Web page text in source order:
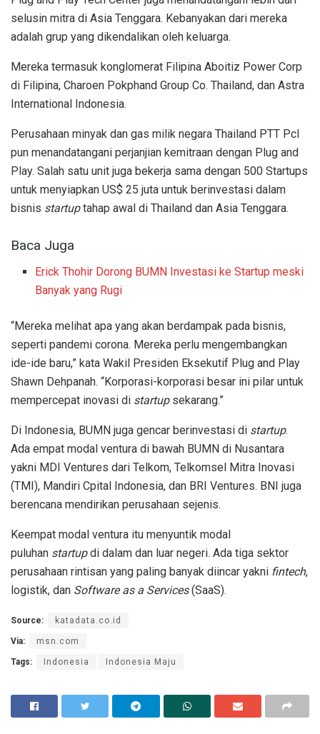
selusin mitra di Asia Tenggara. Kebanyakan dari mereka
adalah grup yang dikendalikan oleh keluarga.
Mereka termasuk konglomerat Filipina Aboitiz Power Corp
di Filipina, Charoen Pokphand Group Co. Thailand, dan Astra
International Indonesia.
Perusahaan minyak dan gas milik negara Thailand PTT Pcl
pun menandatangani perjanjian kemitraan dengan Plug and
Play. Salah satu unit juga bekerja sama dengan 500 Startups
untuk menyiapkan US$ 25 juta untuk berinvestasi dalam
bisnis startuptahap awal di Thailand dan Asia Tenggara.
Baca Juga
Erick Thohir Dorong BUMN Investasi ke Startup meski
Banyak yang Rugi
“Mereka melihat apa yang akan berdampak pada bisnis,
seperti pandemi corona. Mereka perlu mengembangkan
ide-ide baru,” kata Wakil Presiden Eksekutif Plug and Play
Shawn Dehpanah. “Korporasi-korporasi besar ini pilar untuk
mempercepat inovasi di startupsekarang.”
Di Indonesia, BUMN juga gencar berinvestasi di startup.
Ada empat modal ventura di bawah BUMN di Nusantara
yakni MDI Ventures dari Telkom, Telkomsel Mitra Inovasi
(TMI), Mandiri Cpital Indonesia, dan BRI Ventures. BNI juga
berencana mendirikan perusahaan sejenis.
Keempat modal ventura itu menyuntik modal
puluhan startupdi dalam dan luar negeri. Ada tiga sektor
perusahaan rintisan yang paling banyak diincar yakni fintech,
logistik, dan Software as a Services(SaaS).
Source: katadata.co.id
Via: msn.com
Tags: Indonesia Indonesia Maju